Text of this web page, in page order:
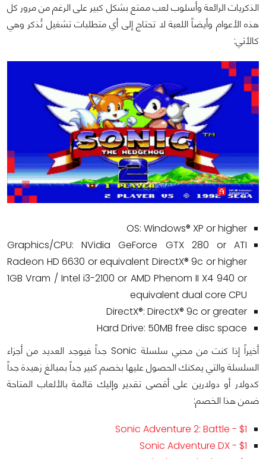
الذكريات الرائعة وأسلوب لعب ممتع بشكل كبير على الرغم من مرور كل
هذه الأعوام وأيضاً اللعبة لا تحتاج إلى أي متطلبات تشغيل تُذكر وهي
كالأتي:
OS: Windows® XP or higher
Graphics/CPU: NVidia GeForce GTX 280 or ATI
Radeon HD 6630 or equivalent DirectX® 9c or higher
1GB Vram / Intel i3-2100 or AMD Phenom II X4 940 or
equivalent dual core CPU
DirectX®: DirectX® 9c or greater
Hard Drive: 50MB free disc space
أخيراً إذا كنت من محبي سلسلة Sonic جداً فيوجد العديد من أجزاء
السلسلة والتي يمكنك الحصول عليها بخصم كبير جداً بمبالغ زهيدة جداً
كدولار أو دولارين على أقصى تقدير وإليك قائمة بالألعاب المتاحة
ضمن هذا الخصم:
Sonic Adventure 2: Battle - $1
Sonic Adventure DX - $1